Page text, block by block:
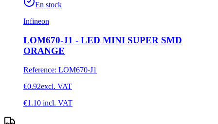
En stock
Infineon
LOM670-J1 - LED MINI SUPER SMD
ORANGE
Reference: LOM670-J1
€0.92excl. VAT
€1.10 incl. VAT